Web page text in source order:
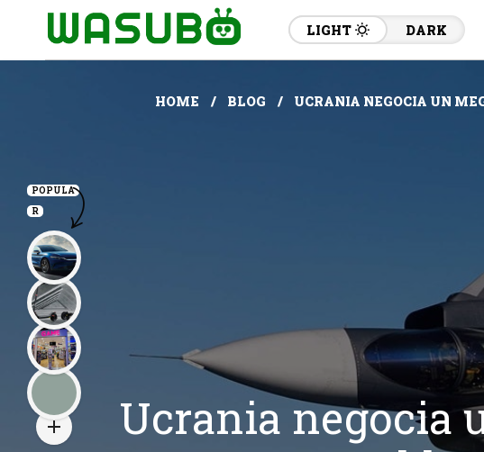
LIGHT DARK
HOME BLOG UCRANIA NEGOCIA UN
Ucrania negocia
POPULA
R